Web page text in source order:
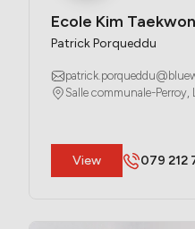
Ecole Kim
Patrick Porqueddu
Salle communale-Perroy,
​View 079 212